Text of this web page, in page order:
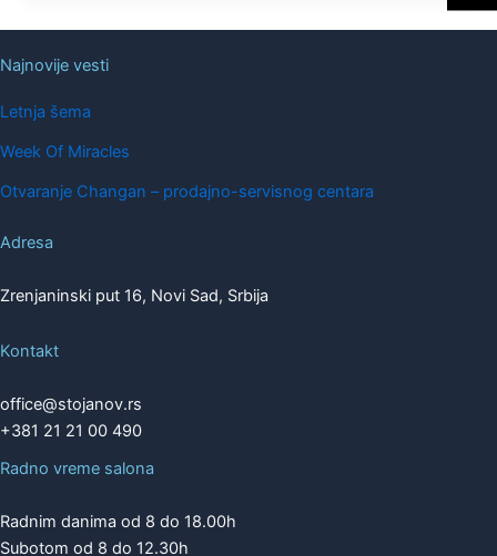
Najnovije vesti
Letnja šema
Week Of Miracles
Otvaranje Changan – prodajno-servisnog centara
Adresa
Zrenjaninski put 16, Novi Sad, Srbija
Kontakt
office@stojanov.rs
+381 21 21 00 490
Radno vreme salona
Radnim danima od 8 do 18.00h
Subotom od 8 do 12.30h